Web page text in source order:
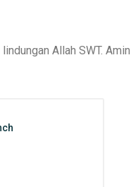
Allah SWT. Amin